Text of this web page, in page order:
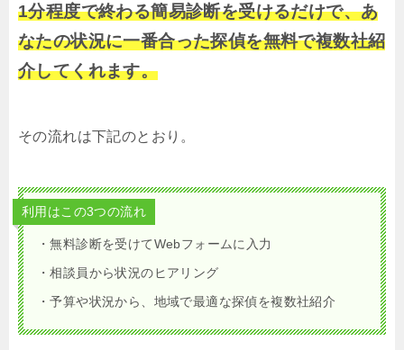
1分程度で終わる簡易診断を受けるだけで、あ
なたの状況に一番合った探偵を無料で複数社紹
介してくれます。
その流れは下記のとおり。
利用はこの3つの流れ
・無料診断を受けてWebフォームに入力
・相談員から状況のヒアリング
・予算や状況から、地域で最適な探偵を複数社紹介